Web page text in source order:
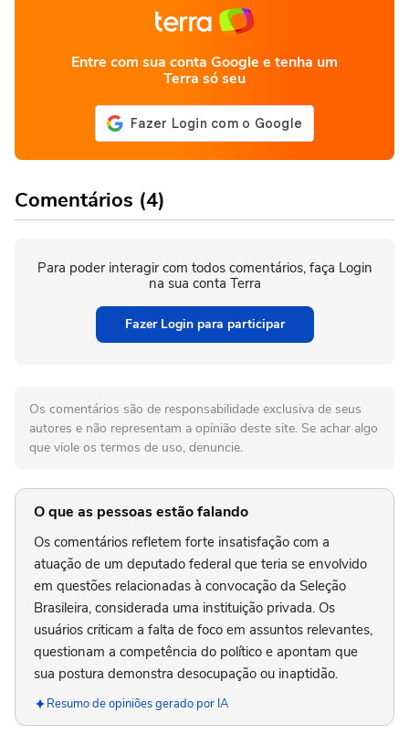
Entre com sua conta Google e tenha um
Terra só seu
Comentários (4)
Para poder interagir com todos comentários, faça Login
na sua conta Terra
Fazer Login para participar
Os comentários são de responsabilidade exclusiva de seus
autores e não representam a opinião deste site. Se achar algo
que viole os termos de uso, denuncie.
O que as pessoas estão falando
Os comentários refletem forte insatisfação com a
atuação de um deputado federal que teria se envolvido
em questões relacionadas à convocação da Seleção
Brasileira, considerada uma instituição privada. Os
usuários criticam a falta de foco em assuntos relevantes,
questionam a competência do político e apontam que
sua postura demonstra desocupação ou inaptidão.
Resumo de opiniões gerado por IA